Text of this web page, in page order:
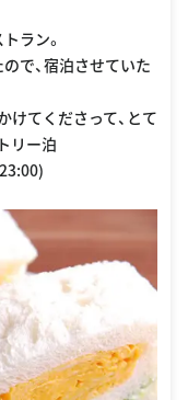
ラン。
で、宿泊させていた
けてくださって、とて
リー泊